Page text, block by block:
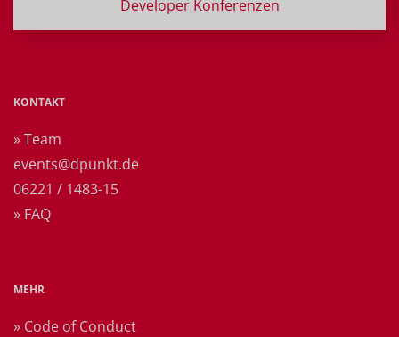
Developer Konferenzen
KONTAKT
» Team
events@dpunkt.de
06221 / 1483-15
» FAQ
MEHR
» Code of Conduct